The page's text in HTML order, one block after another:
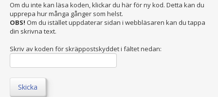
Om du inte kan läsa koden, klickar du här för ny kod. Detta kan du
upprepa hur många gånger som helst.
OBS! Om du istället uppdaterar sidan i webbläsaren kan du tappa
din skrivna text.
Skriv av koden för skräppostskyddet i fältet nedan:
Skicka